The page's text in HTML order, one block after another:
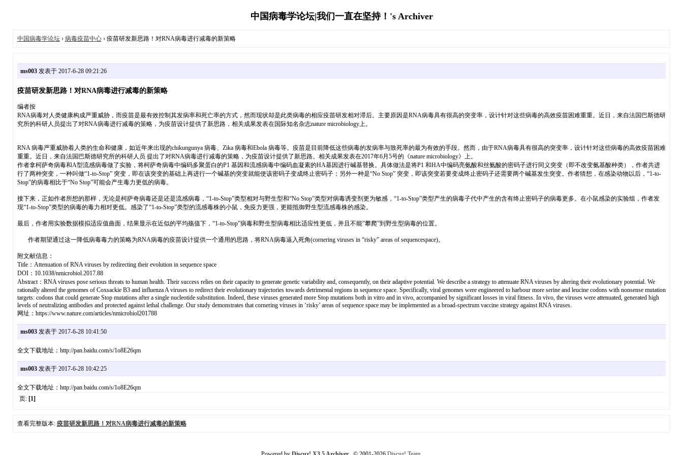
中国病毒学论坛|我们一直在坚持！'s Archiver
中国病毒学论坛› 病毒疫苗中心› 疫苗研发新思路！对RNA病毒进行减毒的新策略
ms003发表于 2017-6-28 09:21:26
疫苗研发新思路！对RNA病毒进行减毒的新策略
编者按
RNA病毒对人类健康构成严重威胁，而疫苗是最有效控制其发病率和死亡率的方式，然而现状却是此类病毒的相应疫苗研发相对滞后。主要原因是RNA病毒具有很高的突变率，设计针对这些病毒的高效疫苗困难重重。近日，来自法国巴斯德研
究所的科研人员提出了对RNA病毒进行减毒的策略，为疫苗设计提供了新思路，相关成果发表在国际知名杂志nature microbiology上。
RNA 病毒严重威胁着人类的生命和健康，如近年来出现的chikungunya 病毒、Zika 病毒和Ebola 病毒等。疫苗是目前降低这些病毒的发病率与致死率的最为有效的手段。然而，由于RNA病毒具有很高的突变率，设计针对这些病毒的高效疫苗困难
重重。近日，来自法国巴斯德研究所的科研人员 提出了对RNA病毒进行减毒的策略，为疫苗设计提供了新思路。相关成果发表在2017年6月5号的《nature microbiology》上。
作者拿柯萨奇病毒和A型流感病毒做了实验，将柯萨奇病毒中编码多聚蛋白的P1 基因和流感病毒中编码血凝素的HA基因进行碱基替换。具体做法是将P1 和HA中编码亮氨酸和丝氨酸的密码子进行同义突变（即不改变氨基酸种类），作者共进
行了两种突变，一种叫做“1-to-Stop” 突变，即在该突变的基础上再进行一个碱基的突变就能使该密码子变成终止密码子；另外一种是“No Stop” 突变，即该突变若要变成终止密码子还需要两个碱基发生突变。作者猜想，在感染动物以后，“1-to-
Stop”的病毒相比于“No Stop”可能会产生毒力更低的病毒。
接下来，正如作者所想的那样，无论是柯萨奇病毒还是还是流感病毒，“1-to-Stop”类型相对与野生型和“No Stop”类型对病毒诱变剂更为敏感，“1-to-Stop”类型产生的病毒子代中产生的含有终止密码子的病毒更多。在小鼠感染的实验组，作者发
现“1-to-Stop”类型的病毒的毒力相对更低。感染了“1-to-Stop”类型的流感毒株的小鼠，免疫力更强，更能抵御野生型流感毒株的感染。
最后，作者用实验数据模拟适应值曲面，结果显示在近似的平均殇值下，“1-to-Stop”病毒和野生型病毒相比适应性更低，并且不能”攀爬”到野生型病毒的位置。
作者期望通过这一降低病毒毒力的策略为RNA病毒的疫苗设计提供一个通用的思路，将RNA病毒逼入死角(cornering viruses in “risky” areas of sequencespace)。
附文献信息：
Title：Attenuation of RNA viruses by redirecting their evolution in sequence space
DOI：10.1038/nmicrobiol.2017.88
Abstract：RNA viruses pose serious threats to human health. Their success relies on their capacity to generate genetic variability and, consequently, on their adaptive potential. We describe a strategy to attenuate RNA viruses by altering their evolutionary potential. We
rationally altered the genomes of Coxsackie B3 and influenza A viruses to redirect their evolutionary trajectories towards detrimental regions in sequence space. Specifically, viral genomes were engineered to harbour more serine and leucine codons with nonsense mutation
targets: codons that could generate Stop mutations after a single nucleotide substitution. Indeed, these viruses generated more Stop mutations both in vitro and in vivo, accompanied by significant losses in viral fitness. In vivo, the viruses were attenuated, generated high
levels of neutralizing antibodies and protected against lethal challenge. Our study demonstrates that cornering viruses in ‘risky’ areas of sequence space may be implemented as a broad-spectrum vaccine strategy against RNA viruses.
网址：https://www.nature.com/articles/nmicrobiol201788
ms003发表于 2017-6-28 10:41:50
全文下载地址：http://pan.baidu.com/s/1o8E26qm
ms003发表于 2017-6-28 10:42:25
全文下载地址：http://pan.baidu.com/s/1o8E26qm
页: [1]
查看完整版本: 疫苗研发新思路！对RNA病毒进行减毒的新策略